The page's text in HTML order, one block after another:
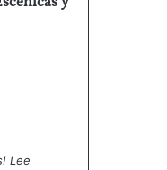
Lee